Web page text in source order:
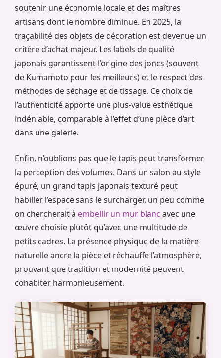
soutenir une économie locale et des maîtres
artisans dont le nombre diminue. En 2025, la
traçabilité des objets de décoration est devenue un
critère d’achat majeur. Les labels de qualité
japonais garantissent l’origine des joncs (souvent
de Kumamoto pour les meilleurs) et le respect des
méthodes de séchage et de tissage. Ce choix de
l’authenticité apporte une plus-value esthétique
indéniable, comparable à l’effet d’une pièce d’art
dans une galerie.
Enfin, n’oublions pas que le tapis peut transformer
la perception des volumes. Dans un salon au style
épuré, un grand tapis japonais texturé peut
habiller l’espace sans le surcharger, un peu comme
on chercherait à embellir un mur blanc avec une
œuvre choisie plutôt qu’avec une multitude de
petits cadres. La présence physique de la matière
naturelle ancre la pièce et réchauffe l’atmosphère,
prouvant que tradition et modernité peuvent
cohabiter harmonieusement.